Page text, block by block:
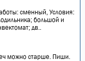
сменный, Условия:
большой и
дв..
можно старше. Пиши.